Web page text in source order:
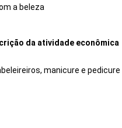
a beleza
da atividade econômica
manicure e pedicure